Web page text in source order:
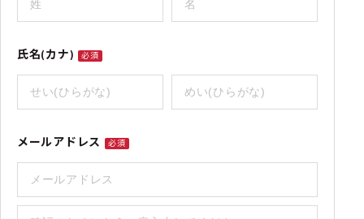
氏名(カナ) 必須
メールアドレス 必須